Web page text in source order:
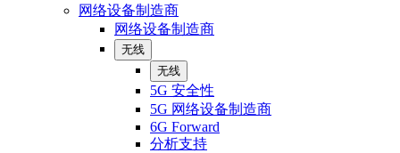
网络设备制造商
网络设备制造商
无线
无线
5G 安全性
5G 网络设备制造商
6G Forward
分析支持